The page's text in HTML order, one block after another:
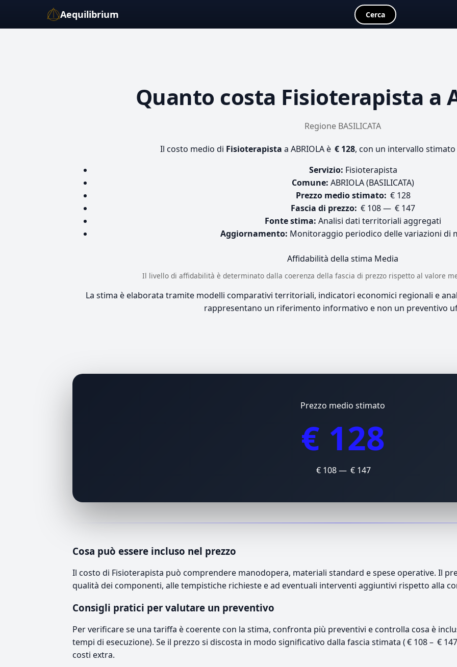
Aequilibrium Cerca
Quanto costa Fisioterapista a
Regione BASILICATA
Il costo medio di Fisioterapista a ABRIOLA è € 128, con un intervallo
Servizio: Fisioterapista
Comune: ABRIOLA (BASILICATA)
Prezzo medio stimato: € 128
Fascia di prezzo: € 108 — € 147
Fonte stima: Analisi dati territoriali aggregati
Aggiornamento: Monitoraggio periodico delle variazioni di
Affidabilità della stima Media
Il livello di affidabilità è determinato dalla coerenza della fascia di prezzo rispetto al valore
La stima è elaborata tramite modelli comparativi territoriali, indicatori economici regionali e
rappresentano un riferimento informativo e non un preventivo
Prezzo medio stimato
€ 128
€ 108 — € 147
Cosa può essere incluso nel prezzo
Il costo di Fisioterapista può comprendere manodopera, materiali standard e spese operative. Il
qualità dei componenti, alle tempistiche richieste e ad eventuali interventi aggiuntivi rispetto alla
Consigli pratici per valutare un preventivo
Per verificare se una tariffa è coerente con la stima, confronta più preventivi e controlla cosa è
tempi di esecuzione). Se il prezzo si discosta in modo significativo dalla fascia stimata ( € 108 – €
costi extra.